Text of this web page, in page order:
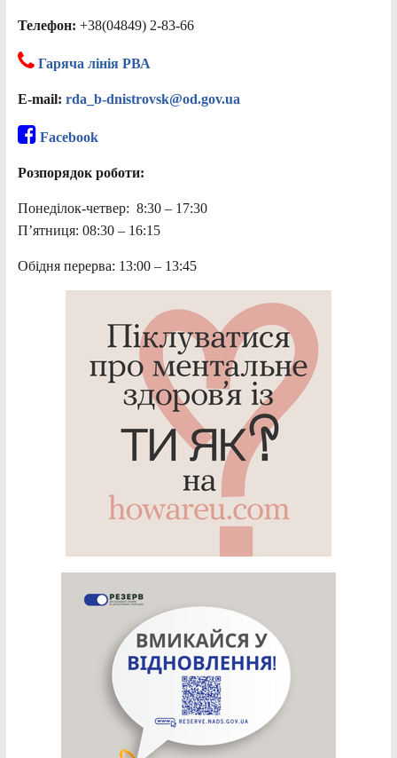
Телефон: +38(04849) 2-83-66
Гаряча лінія РВА
E-mail: rda_b-dnistrovsk@od.gov.ua
Facebook
Розпорядок роботи:
Понеділок-четвер: 8:30 – 17:30
П’ятниця: 08:30 – 16:15
Обідня перерва: 13:00 – 13:45